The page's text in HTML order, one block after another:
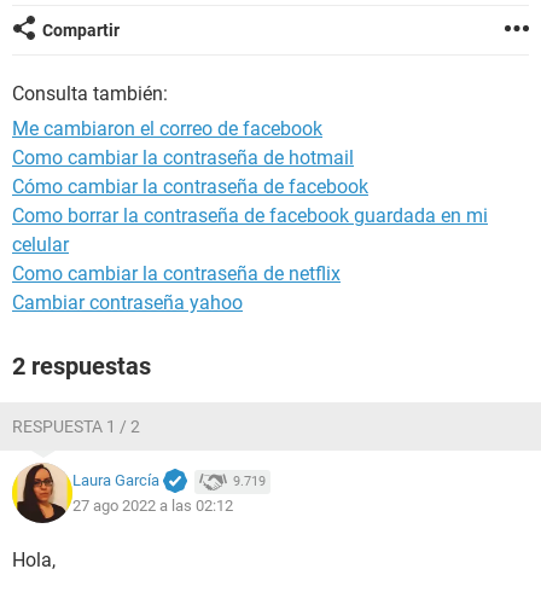
Compartir
Consulta también:
Me cambiaron el correo de facebook
Como cambiar la contraseña de hotmail
Cómo cambiar la contraseña de facebook
Como borrar la contraseña de facebook guardada en mi
celular
Como cambiar la contraseña de netflix
Cambiar contraseña yahoo
2 respuestas
RESPUESTA 1 / 2
Laura García 9.719
27 ago 2022 a las 02:12
Hola,